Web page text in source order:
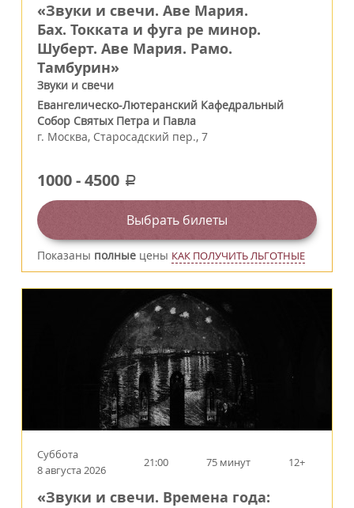
«Звуки и свечи. Аве Мария.
Бах. Токката и фуга ре минор.
Шуберт. Аве Мария. Рамо.
Тамбурин»
Звуки и свечи
Евангелическо-Лютеранский Кафедральный
Собор Святых Петра и Павла
г. Москва, Старосадский пер., 7
1000-4500 a
Выбрать билеты
Показаны полные цены КАК ПОЛУЧИТЬ ЛЬГОТНЫЕ
Суббота
8 августа 2026
21:00 75 минут 12+
«Звуки и свечи. Времена года: